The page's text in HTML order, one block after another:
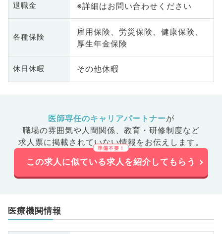
退職金 ※詳細はお問い合わせください
各種保険
雇用保険、労災保険、健康保険、
厚生年金保険
休日休暇 その他休暇
医師専任のキャリアパートナーが
職場の雰囲気や人間関係、 教育・研修制度など
求人票に掲載されていない情報をお伝えします。
この求人に似ている求人を紹介してもらう
医療機関情報